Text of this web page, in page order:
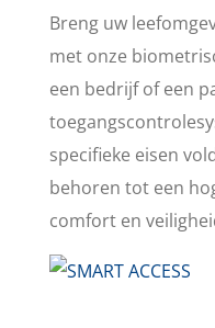
Breng uw
met onze
een bedrijf of een
specifieke eisen
behoren tot een
comfort en